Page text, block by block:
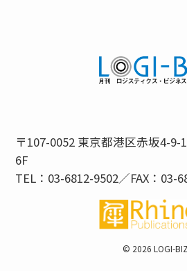
〒107-0052 東京都港区赤坂4-9-
6F
TEL：03-6812-9502／FAX：03-
© 2026 LOGI-BIZ